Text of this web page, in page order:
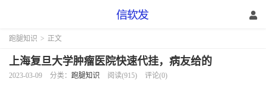
跑腿知识 > 正文
上海复旦大学肿瘤医院快速代挂，病友给的
2023-03-09 分类： 跑腿知识 阅读(915) 评论(0)